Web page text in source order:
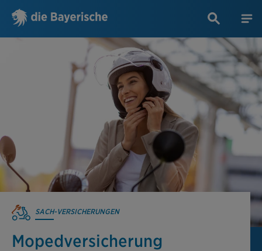
SACH-VERSICHERUNGEN
Mopedversicherung